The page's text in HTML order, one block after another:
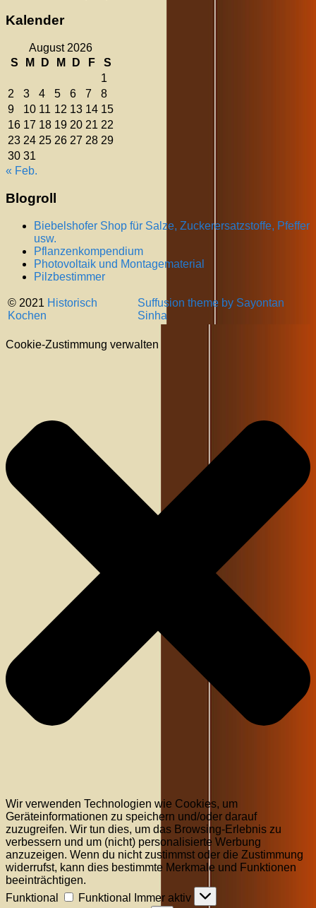
Kalender
August 2026
S
M D M D F
S
1
2
3 4 5 6 7
8
9
10 11 12 13 14 15
16 17 18 19 20 21 22
23 24 25 26 27 28 29
30 31
« Feb.
Blogroll
Biebelshofer Shop für Salze, Zuckerersatzstoffe, Pfeffer
usw.
Pflanzenkompendium
Photovoltaik und Montagematerial
Pilzbestimmer
© 2021 Historisch
Kochen
Suffusion theme by Sayontan
Sinha
Cookie-Zustimmung verwalten
Wir verwenden Technologien wie Cookies, um
Geräteinformationen zu speichern und/oder darauf
zuzugreifen. Wir tun dies, um das Browsing-Erlebnis zu
verbessern und um (nicht) personalisierte Werbung
anzuzeigen. Wenn du nicht zustimmst oder die Zustimmung
widerrufst, kann dies bestimmte Merkmale und Funktionen
beeinträchtigen.
Funktional
Funktional
Immer aktiv